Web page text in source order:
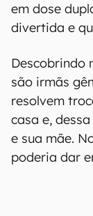
em dose
divertida e
Descobrindo
são irmãs
resolvem
casa e,
e sua mãe.
poderia dar